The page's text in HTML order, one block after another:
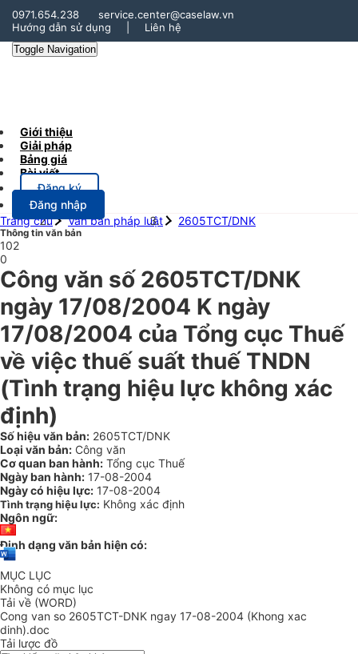
0971.654.238
service.center@caselaw.vn
Hướng dẫn sử dụng
Liên hệ
Toggle Navigation
Giới thiệu
Giải pháp
Bảng giá
Bài viết
Đăng ký
Đăng nhập
Trang chủ
Văn bản pháp luật 2605TCT/DNK
Thông tin văn bản
102
0
Công văn số 2605TCT/DNK
ngày 17/08/2004 K ngày
17/08/2004 của Tổng cục Thuế
về việc thuế suất thuế TNDN
(Tình trạng hiệu lực không xác
định)
Số hiệu văn bản: 2605TCT/DNK
Loại văn bản: Công văn
Cơ quan ban hành: Tổng cục Thuế
Ngày ban hành: 17-08-2004
Ngày có hiệu lực: 17-08-2004
Tình trạng hiệu lực: Không xác định
Ngôn ngữ:
Định dạng văn bản hiện có:
MỤC LỤC
Không có mục lục
Tải về (WORD)
Cong van so 2605TCT-DNK ngay 17-08-2004 (Khong xac
dinh).doc
Tải lược đồ